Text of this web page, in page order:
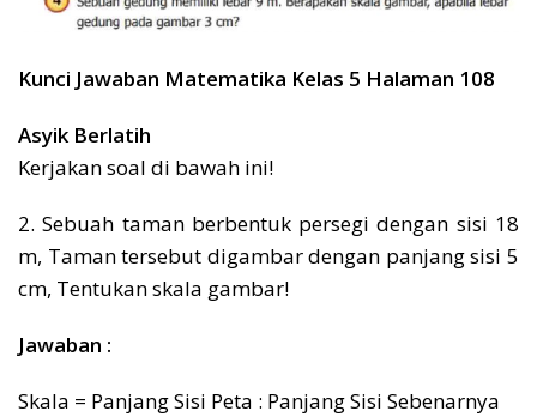
Kunci Jawaban Matematika Kelas 5 Halaman 108
Asyik Berlatih
Kerjakan soal di bawah ini!
2. Sebuah taman berbentuk persegi dengan sisi 18
m, Taman tersebut digambar dengan panjang sisi 5
cm, Tentukan skala gambar!
Jawaban :
Skala = Panjang Sisi Peta : Panjang Sisi Sebenarnya